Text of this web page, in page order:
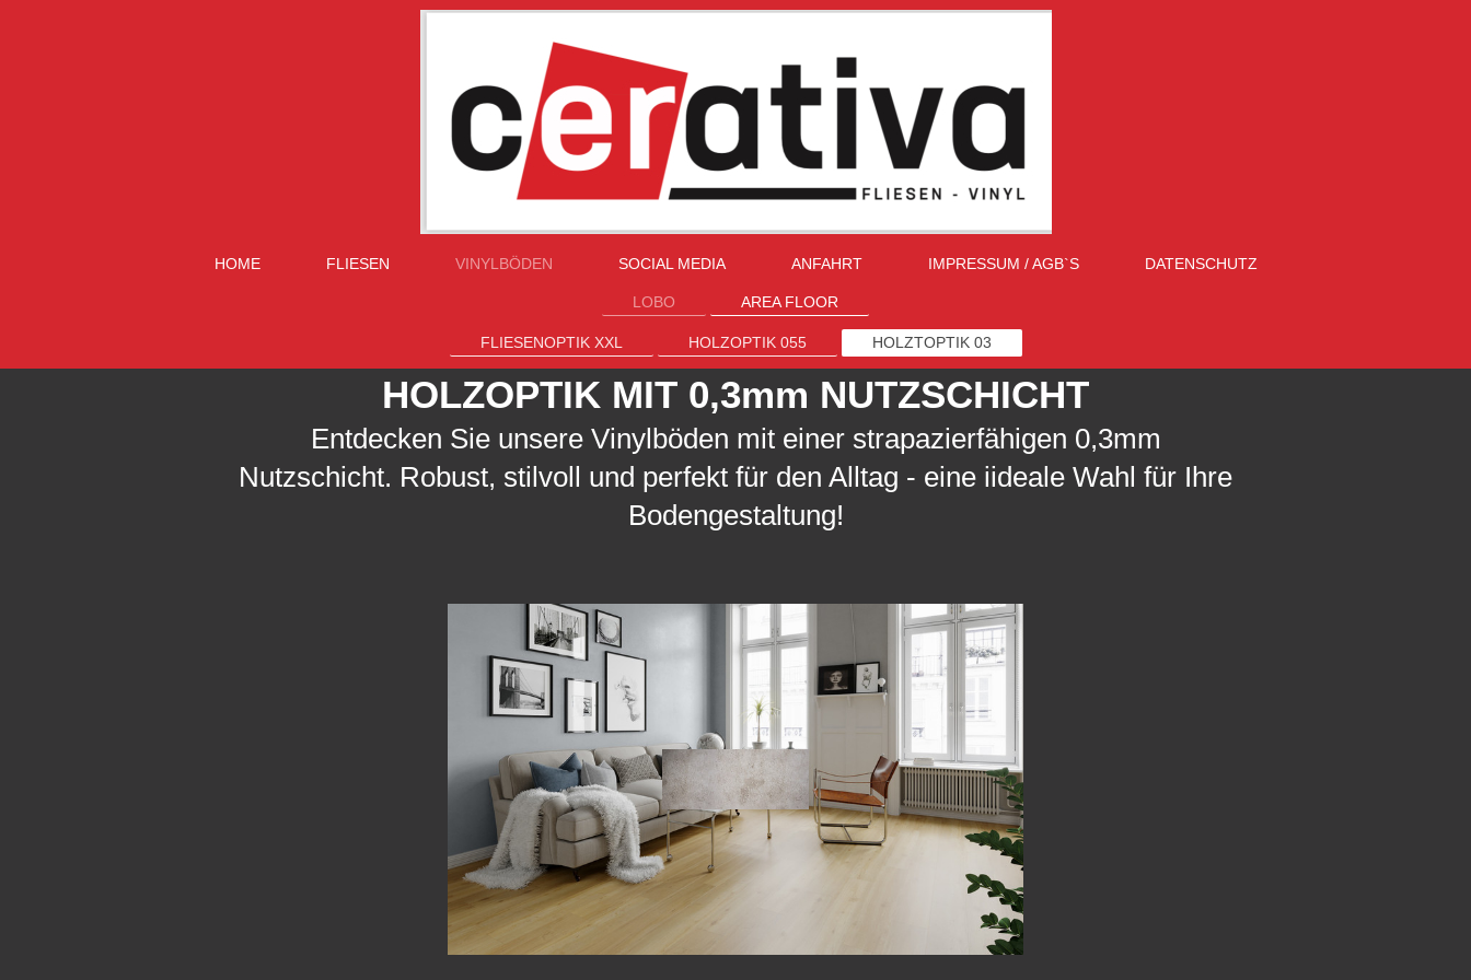
HOME FLIESEN VINYLBÖDEN SOCIAL MEDIA ANFAHRT IMPRESSUM / AGB`S DATENSCHUTZ
LOBO AREA FLOOR
FLIESENOPTIK XXL HOLZOPTIK 055 HOLZTOPTIK 03
HOLZOPTIK MIT 0,3mm NUTZSCHICHT
Entdecken Sie unsere Vinylböden mit einer strapazierfähigen 0,3mm
Nutzschicht. Robust, stilvoll und perfekt für den Alltag - eine iideale Wahl für Ihre
Bodengestaltung!